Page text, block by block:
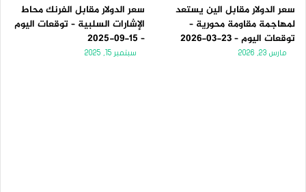
سعر الدولار مقابل الين يستعد
لمهاجمة مقاومة محورية –
توقعات اليوم – 23-03-2026
مارس 23, 2026
سعر الدولار مقابل الفرنك محاط
الإشارات السلبية – توقعات اليوم
– 15-09-2025
سبتمبر 15, 2025